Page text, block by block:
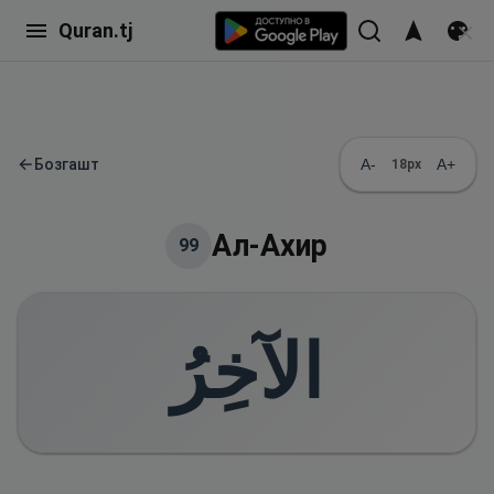
Quran.tj
←Бозгашт A- 18px A+
99 Ал-Ахир
الآخِرُ